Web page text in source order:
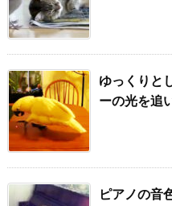
ゆっくりと
ーの光を追
ピアノの音